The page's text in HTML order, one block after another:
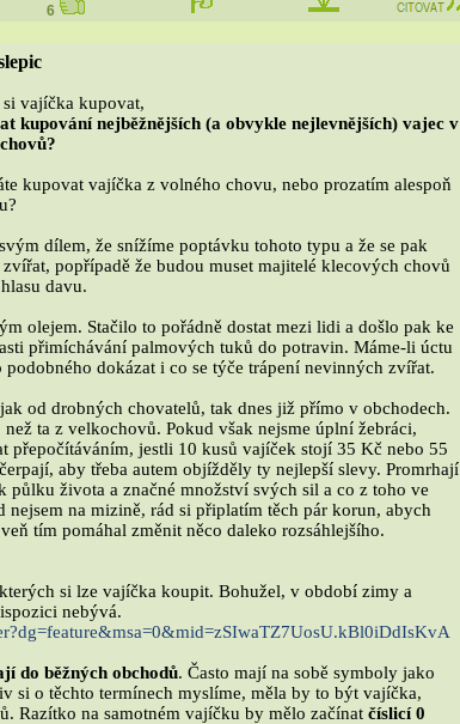
6
vajíčka kupovat,
kupování nejběžnějších (a obvykle nejlevnějších) vajec v
kupovat vajíčka z volného chovu, nebo prozatím alespoň
dílem, že snížíme poptávku tohoto typu a že se pak
popřípadě že budou muset majitelé klecových chovů
davu.
olejem. Stačilo to pořádně dostat mezi lidi a došlo pak ke
přimíchávání palmových tuků do potravin. Máme-li úctu
dokázat i co se týče trápení nevinných zvířat.
od drobných chovatelů, tak dnes již přímo v obchodech.
ta z velkochovů. Pokud však nejsme úplní žebráci,
přepočítáváním, jestli 10 kusů vajíček stojí 35 Kč nebo 55
aby třeba autem objížděly ty nejlepší slevy. Promrhají
života a značné množství svých sil a co z toho ve
na mizině, rád si připlatím těch pár korun, abych
tím pomáhal změnit něco daleko rozsáhlejšího.
si lze vajíčka koupit. Bohužel, v období zimy a
nebývá.
dg=feature&msa=0&mid=zSIwaTZ7UosU.kBl0iDdIsKvA
do běžných obchodů. Často mají na sobě symboly jako
si o těchto termínech myslíme, měla by to být vajíčka,
Razítko na samotném vajíčku by mělo začínat číslicí 0